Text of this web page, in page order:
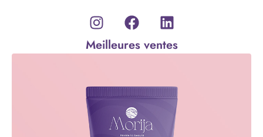
Meilleures ventes